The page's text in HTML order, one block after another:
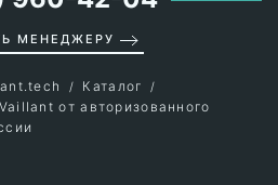
МЕНЕДЖЕРУ
Каталог
от авторизованного